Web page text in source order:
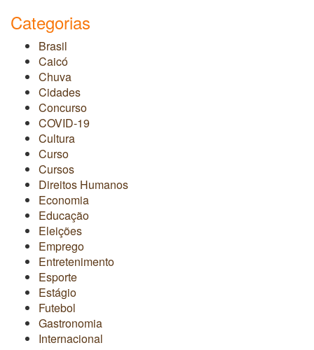
Categorias
Brasil
Caicó
Chuva
Cidades
Concurso
COVID-19
Cultura
Curso
Cursos
Direitos Humanos
Economia
Educação
Eleições
Emprego
Entretenimento
Esporte
Estágio
Futebol
Gastronomia
Internacional